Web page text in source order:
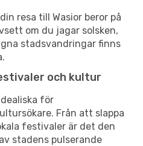
resa till Wasior beror på
om du jagar solsken,
stadsvandringar finns
och kultur
för
Från att slappa
festivaler är det den
stadens pulserande